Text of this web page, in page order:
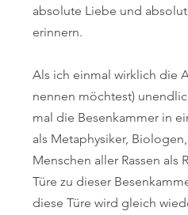
absolute Liebe und
erinnern.
Als ich einmal wirklich die
nennen möchtest)
mal die Besenkammer in
als Metaphysiker,
Menschen aller Rassen
Türe zu dieser
diese Türe wird gleich